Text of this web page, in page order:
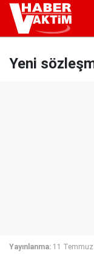
Yeni
Yayınlanma: 11